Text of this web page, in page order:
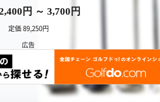
円 ～ 3,700円
定価 89,250円
広告